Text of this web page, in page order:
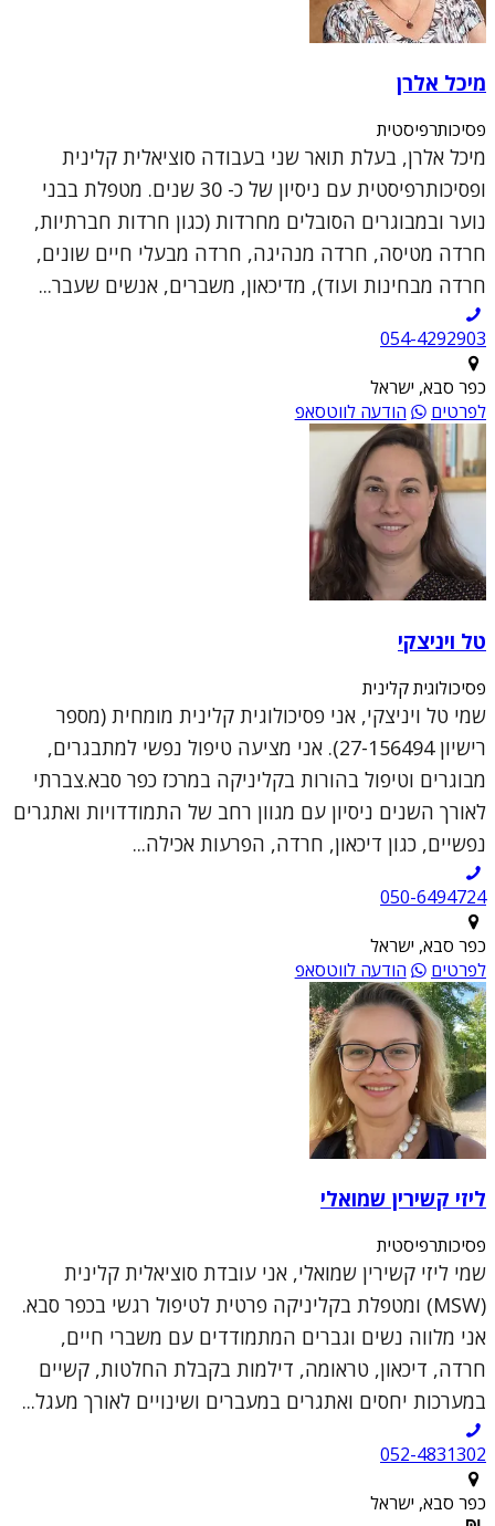
מיכל אלרן
פסיכותרפיסטית
מיכל אלרן, בעלת תואר שני בעבודה סוציאלית קלינית
ופסיכותרפיסטית עם ניסיון של כ- 30 שנים. מטפלת בבני
נוער ובמבוגרים הסובלים מחרדות (כגון חרדות חברתיות,
חרדה מטיסה, חרדה מנהיגה, חרדה מבעלי חיים שונים,
חרדה מבחינות ועוד), מדיכאון, משברים, אנשים שעבר...
054-4292903
כפר סבא, ישראל
לפרטים
הודעה לווטסאפ
טל ויניצקי
פסיכולוגית קלינית
שמי טל ויניצקי, אני פסיכולוגית קלינית מומחית (מספר
רישיון 27-156494). אני מציעה טיפול נפשי למתבגרים,
מבוגרים וטיפול בהורות בקליניקה במרכז כפר סבא.צברתי
לאורך השנים ניסיון עם מגוון רחב של התמודדויות ואתגרים
נפשיים, כגון דיכאון, חרדה, הפרעות אכילה...
050-6494724
כפר סבא, ישראל
לפרטים
הודעה לווטסאפ
ליזי קשירין שמואלי
פסיכותרפיסטית
שמי ליזי קשירין שמואלי, אני עובדת סוציאלית קלינית
(MSW) ומטפלת בקליניקה פרטית לטיפול רגשי בכפר סבא.
אני מלווה נשים וגברים המתמודדים עם משברי חיים,
חרדה, דיכאון, טראומה, דילמות בקבלת החלטות, קשיים
במערכות יחסים ואתגרים במעברים ושינויים לאורך מעגל...
052-4831302
כפר סבא, ישראל